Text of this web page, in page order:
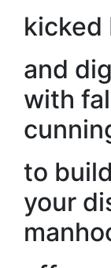
kicked
and
with
to
your